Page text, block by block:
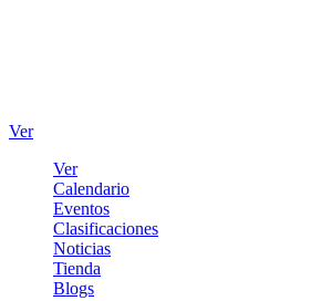
Ver
Ver
Calendario
Eventos
Clasificaciones
Noticias
Tienda
Blogs